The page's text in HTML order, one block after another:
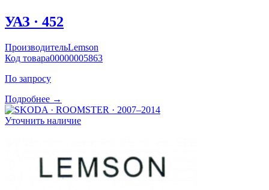
УАЗ · 452
ПроизводительLemson
Код товара00000005863
По запросу
Подробнее →
Уточнить наличие